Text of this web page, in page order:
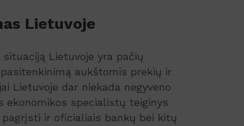
Lietuvoje
Lietuvoje yra pačių
aukštomis prekių ir
Lietuvoje dar niekada negyveno
ekonomikos specialistų teiginys
ir oficialiais bankų bei kitų